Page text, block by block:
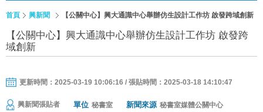
首頁 興新聞 【公關中心】興大通識中心舉辦仿生設計工作坊 啟發跨域創新
【公關中心】興大通識中心舉辦仿生設計工作坊 啟發跨
域創新
更新時間：2025-03-19 10:06:16 / 張貼時間：2025-03-18 14:10:47
興新聞張貼者 單位 秘書室 新聞來源 秘書室媒體公關中心